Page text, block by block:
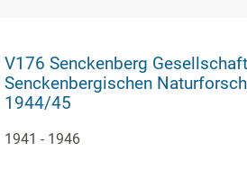
V176 Senckenberg Gesellschaft für Naturforschung,
Senckenbergischen
1944/45
1941 - 1946